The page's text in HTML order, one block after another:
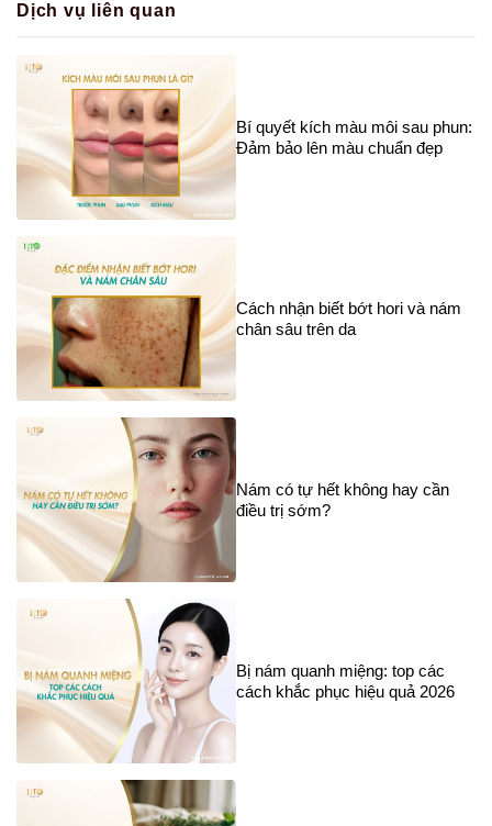
Dịch vụ liên quan
Bí quyết kích màu môi sau phun:
Đảm bảo lên màu chuẩn đẹp
Cách nhận biết bớt hori và nám
chân sâu trên da
Nám có tự hết không hay cần
điều trị sớm?
Bị nám quanh miệng: top các
cách khắc phục hiệu quả 2026